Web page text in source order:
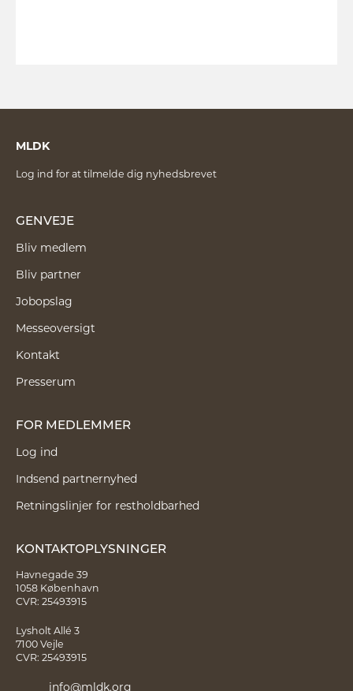
MLDK
Log ind for at tilmelde dig nyhedsbrevet
GENVEJE
Bliv medlem
Bliv partner
Jobopslag
Messeoversigt
Kontakt
Presserum
FOR MEDLEMMER
Log ind
Indsend partnernyhed
Retningslinjer for restholdbarhed
KONTAKTOPLYSNINGER
Havnegade 39
1058 København
CVR: 25493915
Lysholt Allé 3
7100 Vejle
CVR: 25493915
info@mldk.org